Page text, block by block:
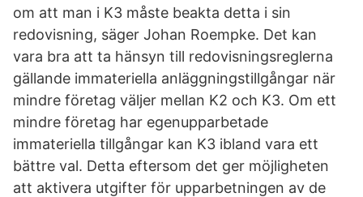
om att man i K3 måste beakta detta i sin
redovisning, säger Johan Roempke. Det kan
vara bra att ta hänsyn till redovisningsreglerna
gällande immateriella anläggningstillgångar när
mindre företag väljer mellan K2 och K3. Om ett
mindre företag har egenupparbetade
immateriella tillgångar kan K3 ibland vara ett
bättre val. Detta eftersom det ger möjligheten
att aktivera utgifter för upparbetningen av de